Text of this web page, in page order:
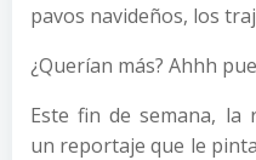
pavos navideños, los
¿Querían más? Ahhh
Este fin de semana, la
un reportaje que le